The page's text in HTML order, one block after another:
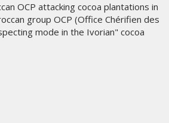
OCP attacking cocoa plantations in
group OCP (Office Chérifien des
mode in the Ivorian" cocoa